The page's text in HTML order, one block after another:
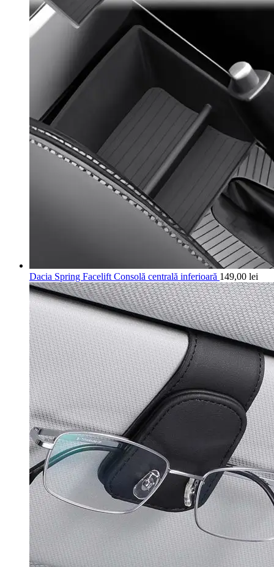
Dacia Spring Facelift Consolă centrală inferioară 149,00 lei